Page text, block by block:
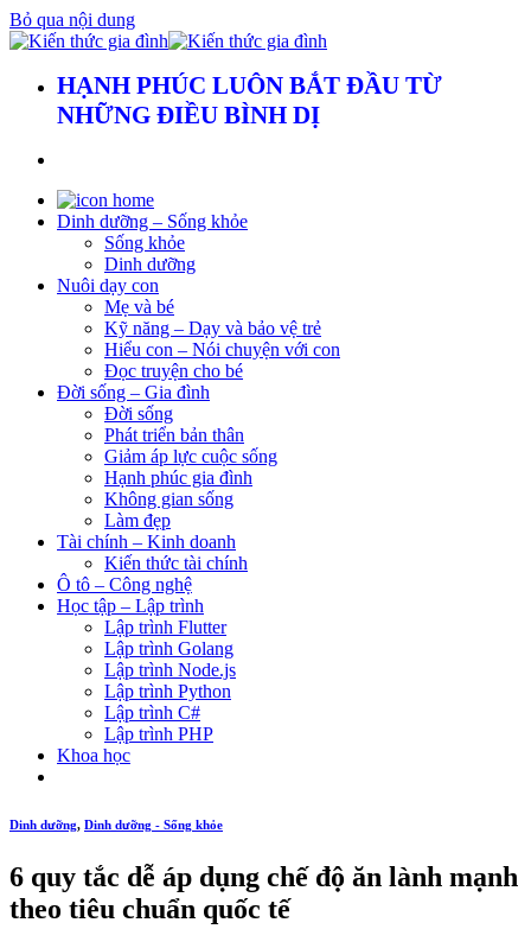
Bỏ qua nội dung
HẠNH PHÚC LUÔN BẮT ĐẦU TỪ
NHỮNG ĐIỀU BÌNH DỊ
Dinh dưỡng – Sống khỏe
Sống khỏe
Dinh dưỡng
Nuôi dạy con
Mẹ và bé
Kỹ năng – Dạy và bảo vệ trẻ
Hiểu con – Nói chuyện với con
Đọc truyện cho bé
Đời sống – Gia đình
Đời sống
Phát triển bản thân
Giảm áp lực cuộc sống
Hạnh phúc gia đình
Không gian sống
Làm đẹp
Tài chính – Kinh doanh
Kiến thức tài chính
Ô tô – Công nghệ
Học tập – Lập trình
Lập trình Flutter
Lập trình Golang
Lập trình Node.js
Lập trình Python
Lập trình C#
Lập trình PHP
Khoa học
Dinh dưỡng, Dinh dưỡng - Sống khỏe
6 quy tắc dễ áp dụng chế độ ăn lành mạnh
theo tiêu chuẩn quốc tế